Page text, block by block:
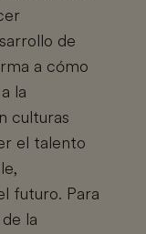
de
a cómo
la
culturas
el talento
futuro. Para
la